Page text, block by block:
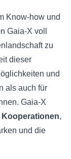
Know-how und
Gaia-X voll
zu
dieser
und
als auch für
Gaia-X
Kooperationen,
und die